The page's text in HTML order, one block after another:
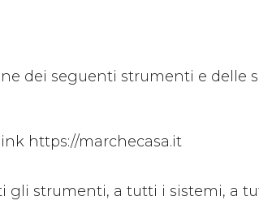
dei seguenti strumenti e
https://marchecasa.it
strumenti, a tutti i sistemi, a